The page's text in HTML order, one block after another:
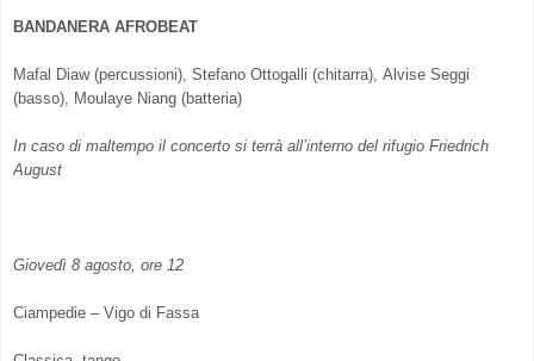
BANDANERA AFROBEAT
Mafal Diaw (percussioni), Stefano Ottogalli (chitarra), Alvise Seggi
(basso), Moulaye Niang (batteria)
In caso di maltempo il concerto si terrà all’interno del rifugio Friedrich
August
Giovedì 8 agosto, ore 12
Ciampedie – Vigo di Fassa